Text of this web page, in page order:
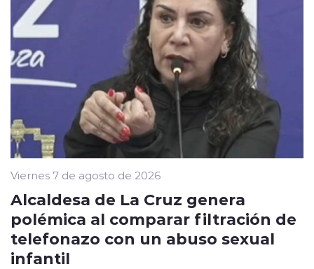
Viernes 7 de agosto de 2026
Alcaldesa de La Cruz genera
polémica al comparar filtración de
telefonazo con un abuso sexual
infantil